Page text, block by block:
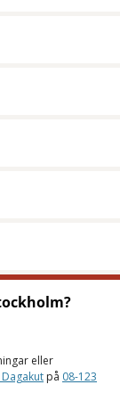
eller
Dagakut på 08-123